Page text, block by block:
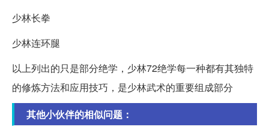
少林长拳
少林连环腿
以上列出的只是部分绝学，少林72绝学每一种都有其独特
的修炼方法和应用技巧，是少林武术的重要组成部分
其他小伙伴的相似问题：